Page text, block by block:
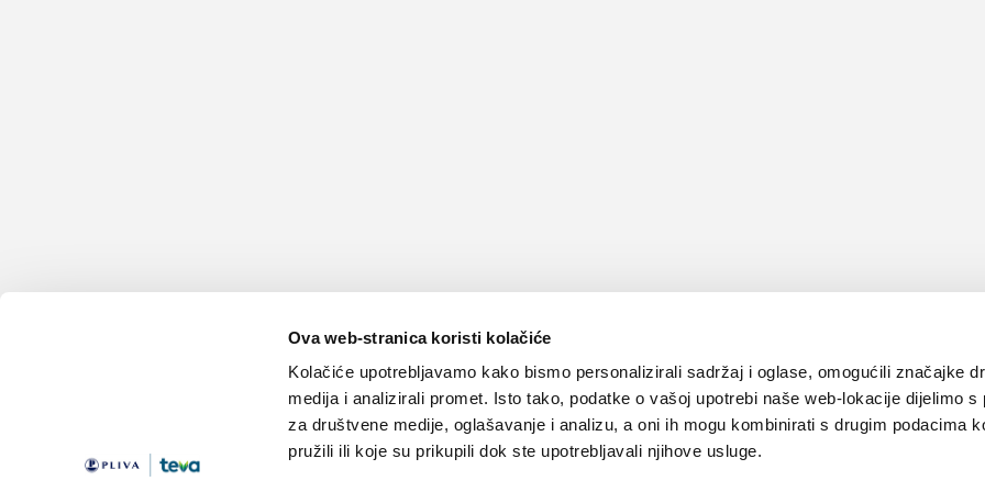
Ova web-stranica koristi kolačiće
Kolačiće upotrebljavamo kako bismo personalizirali sadržaj i oglase, omogućili značajke
medija i analizirali promet. Isto tako, podatke o vašoj upotrebi naše web-lokacije dijelimo s
za društvene medije, oglašavanje i analizu, a oni ih mogu kombinirati s drugim podacima
pružili ili koje su prikupili dok ste upotrebljavali njihove usluge.